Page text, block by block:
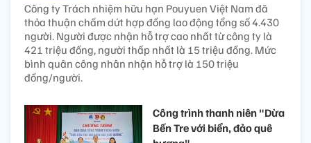
Công ty Trách nhiệm hữu hạn Pouyuen Việt Nam đã
thỏa thuận chấm dứt hợp đồng lao động tổng số 4.430
người. Người được nhận hỗ trợ cao nhất từ công ty là
421 triệu đồng, người thấp nhất là 15 triệu đồng. Mức
bình quân công nhân nhận hỗ trợ là 150 triệu
đồng/người.
Công trình thanh niên "Dừa
Bến Tre với biển, đảo quê